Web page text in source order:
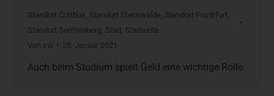
Standort Cottbus Standort Eberswalde Standort Frankfurt
Standort Senftenberg Start Startseite
Von sw 25. Januar 2021
Auch beim Studium spielt Geld eine wichtige Rolle.